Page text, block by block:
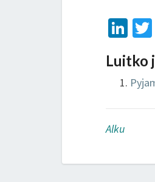
Li
ke
dI
n
Luitko
Alku